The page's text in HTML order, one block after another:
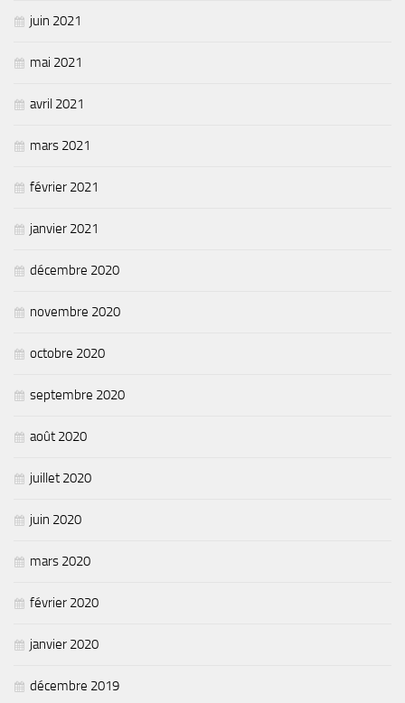
juin 2021
mai 2021
avril 2021
mars 2021
février 2021
janvier 2021
décembre 2020
novembre 2020
octobre 2020
septembre 2020
août 2020
juillet 2020
juin 2020
mars 2020
février 2020
janvier 2020
décembre 2019